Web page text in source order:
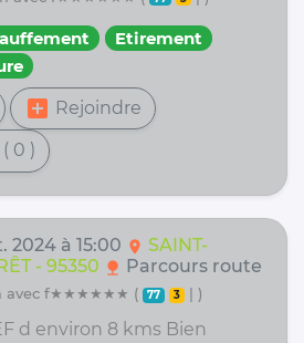
Etirement
add_box Rejoindre
0 )
2024 à 15:00 location_on SAINT-
- 95350 nature Parcours route
avec f★★★★★★ ( 77 3 | )
d environ 8 kms Bien